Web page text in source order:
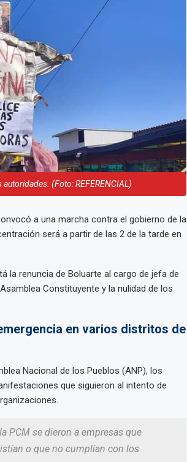
(Foto: REFERENCIAL)
a una marcha contra el gobierno de la
será a partir de las 2 de la tarde en
la renuncia de Boluarte al cargo de jefa de
Constituyente y la nulidad de los
en varios distritos de
Nacional de los Pueblos (ANP), los
que siguieron al intento de
PCM se dieron a empresas que
o que no cumplían con los